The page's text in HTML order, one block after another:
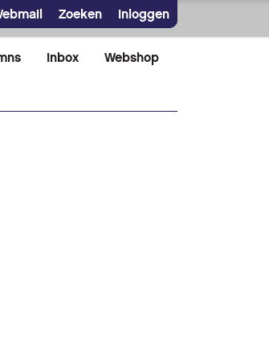
Zoeken Inloggen
Inbox Webshop